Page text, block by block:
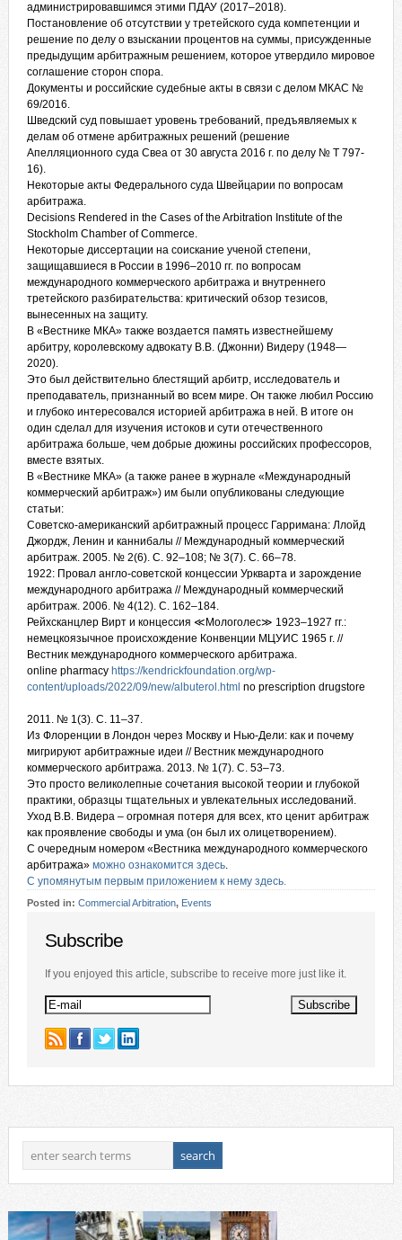
администрировавшимся этими ПДАУ (2017–2018).
Постановление об отсутствии у третейского суда компетенции и
решение по делу о взыскании процентов на суммы, присужденные
предыдущим арбитражным решением, которое утвердило мировое
соглашение сторон спора.
Документы и российские судебные акты в связи с делом МКАС №
69/2016.
Шведский суд повышает уровень требований, предъявляемых к
делам об отмене арбитражных решений (решение
Апелляционного суда Свеа от 30 августа 2016 г. по делу № T 797-
16).
Некоторые акты Федерального суда Швейцарии по вопросам
арбитража.
DecisionsRendered in the Cases of the Arbitration Institute of the
Stockholm Chamber of Commerce.
Некоторые диссертации на соискание ученой степени,
защищавшиеся в России в 1996–2010 гг. по вопросам
международного коммерческого арбитража и внутреннего
третейского разбирательства: критический обзор тезисов,
вынесенных на защиту.
В «Вестнике МКА» также воздается память известнейшему
арбитру, королевскому адвокату В.В. (Джонни) Видеру(1948—
2020).
Это был действительно блестящий арбитр, исследователь и
преподаватель, признанный во всем мире. Он также любил Россию
и глубоко интересовался историей арбитража в ней. В итоге он
один сделал для изучения истоков и сути отечественного
арбитража больше, чем добрые дюжины российских профессоров,
вместе взятых.
В «Вестнике МКА» (а также ранее в журнале «Международный
коммерческий арбитраж») им были опубликованы следующие
статьи:
Советско-американский арбитражный процесс Гарримана: Ллойд
Джордж, Ленин и каннибалы // Международный коммерческий
арбитраж. 2005. № 2(6). С. 92–108; № 3(7). С. 66–78.
1922: Провал англо-советской концессии Уркварта и зарождение
международного арбитража // Международный коммерческий
арбитраж. 2006. № 4(12). С. 162–184.
Рейхсканцлер Вирт и концессия ≪Мологолес≫ 1923–1927 гг.:
немецкоязычное происхождение Конвенции МЦУИС 1965 г. //
Вестник международного коммерческого арбитража.
online pharmacy https://kendrickfoundation.org/wp-
content/uploads/2022/09/new/albuterol.html no prescription drugstore
2011. № 1(3). С. 11–37.
Из Флоренции в Лондон через Москву и Нью-Дели: как и почему
мигрируют арбитражные идеи // Вестник международного
коммерческого арбитража. 2013. № 1(7). С. 53–73.
Это просто великолепные сочетания высокой теории и глубокой
практики, образцы тщательных и увлекательных исследований.
Уход В.В. Видера – огромная потеря для всех, кто ценит арбитраж
как проявление свободы и ума (он был их олицетворением).
С очередным номером «Вестника международного коммерческого
арбитража» можно ознакомится здесь.
С упомянутым первым приложением к нему здесь.
Posted in: Commercial Arbitration, Events
Subscribe
If you enjoyed this article, subscribe to receive more just like it.